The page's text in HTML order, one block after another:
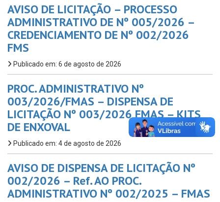
AVISO DE LICITAÇÃO – PROCESSO
ADMINISTRATIVO DE Nº 005/2026 –
CREDENCIAMENTO DE Nº 002/2026
FMS
Publicado em: 6 de agosto de 2026
PROC. ADMINISTRATIVO Nº
003/2026/FMAS – DISPENSA DE
LICITAÇÃO Nº 003/2026 FMAS – KITS
DE ENXOVAL
Publicado em: 4 de agosto de 2026
AVISO DE DISPENSA DE LICITAÇÃO Nº
002/2026 – Ref. AO PROC.
ADMINISTRATIVO Nº 002/2025 – FMAS